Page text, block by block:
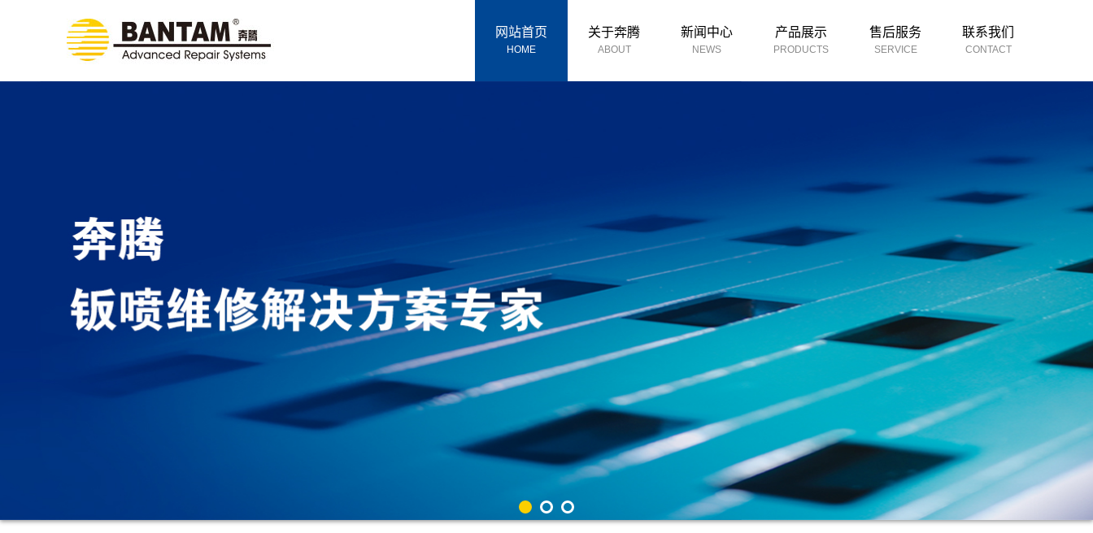
网站首页
HOME
关于奔腾
ABOUT
新闻中心
NEWS
产品展示
PRODUCTS
售后服务
SERVICE
联系我们
CONTACT